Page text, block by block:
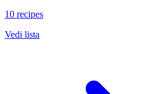
10 recipes
Vedi lista